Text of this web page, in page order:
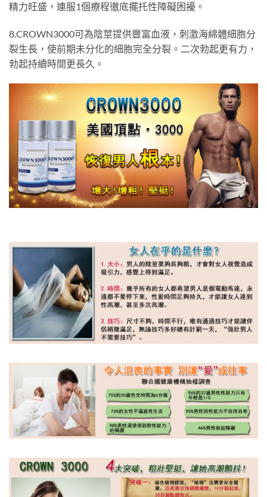
精力旺盛，連服1個療程徹底擺托性障礙困擾。
8.CROWN3000可為陰莖提供豐富血液，刺激海綿體細胞分
裂生長，使前期未分化的細胞完全分裂。二次勃起更有力，
勃起持續時間更長久。